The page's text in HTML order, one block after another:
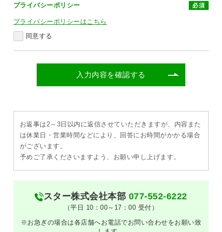
プライバシーポリシー 必須
プライバシーポリシーはこちら
同意する
入力内容を確認する
お返事は2～3日以内に返信させていただきますが、内容また
は休業日・営業時間などにより、回答にお時間がかかる場合
がございます。
予めご了承くださいますよう、お願い申し上げます。
スター株式会社本部 077-552-6222
（平日 10：00～17：00 受付）
※お急ぎの場合は各店舗へお電話でお問い合わせをお願い致